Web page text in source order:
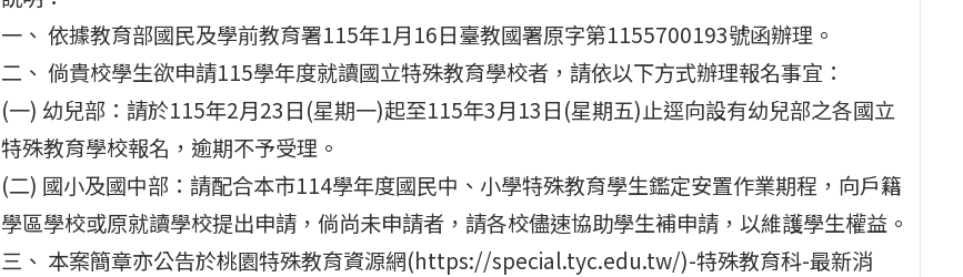
一、 依據教育部國民及學前教育署115年1月16日臺教國署原字第1155700193號函辦理。
二、 倘貴校學生欲申請115學年度就讀國立特殊教育學校者，請依以下方式辦理報名事宜：
(一) 幼兒部：請於115年2月23日(星期一)起至115年3月13日(星期五)止逕向設有幼兒部之各國立
特殊教育學校報名，逾期不予受理。
(二) 國小及國中部：請配合本市114學年度國民中、小學特殊教育學生鑑定安置作業期程，向戶籍
學區學校或原就讀學校提出申請，倘尚未申請者，請各校儘速協助學生補申請，以維護學生權益。
三、 本案簡章亦公告於桃園特殊教育資源網(https://special.tyc.edu.tw/)-特殊教育科-最新消